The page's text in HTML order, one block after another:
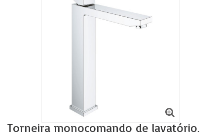
Torneira monocomando de lavatório,